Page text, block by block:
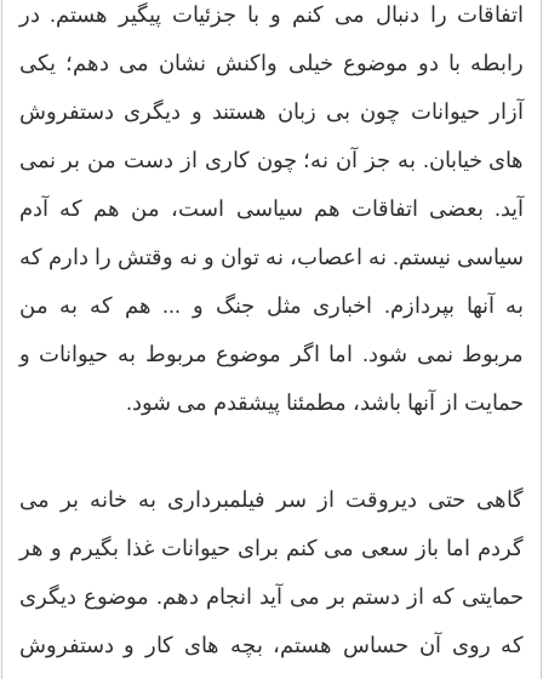
اتفاقات را دنبال می کنم و با جزئیات پیگیر هستم. در
رابطه با دو موضوع خیلی واکنش نشان می دهم؛ یکی
آزار حیوانات چون بی زبان هستند و دیگری دستفروش
های خیابان. به جز آن نه؛ چون کاری از دست من بر نمی
آید. بعضی اتفاقات هم سیاسی است، من هم که آدم
سیاسی نیستم. نه اعصاب، نه توان و نه وقتش را دارم که
به آنها بپردازم. اخباری مثل جنگ و ... هم که به من
مربوط نمی شود. اما اگر موضوع مربوط به حیوانات و
حمایت از آنها باشد، مطمئنا پیشقدم می شود.
گاهی حتی دیروقت از سر فیلمبرداری به خانه بر می
گردم اما باز سعی می کنم برای حیوانات غذا بگیرم و هر
حمایتی که از دستم بر می آید انجام دهم. موضوع دیگری
که روی آن حساس هستم، بچه های کار و دستفروش